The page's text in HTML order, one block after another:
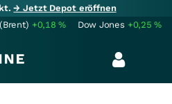
→ Jetzt Depot eröffnen
+0,18% Dow Jones +0,25%